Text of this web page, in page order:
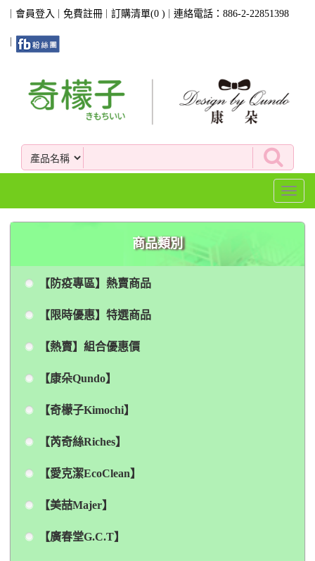
會員登入 免費註冊 訂購清單(0 ) 連絡電話：886-2-22851398
Toggle
商品類別
【防疫專區】熱賣商品
【限時優惠】特選商品
【熱賣】組合優惠價
【康朵Qundo】
【奇檬子Kimochi】
【芮奇絲Riches】
【愛克潔EcoClean】
【美喆Majer】
【廣春堂G.C.T】